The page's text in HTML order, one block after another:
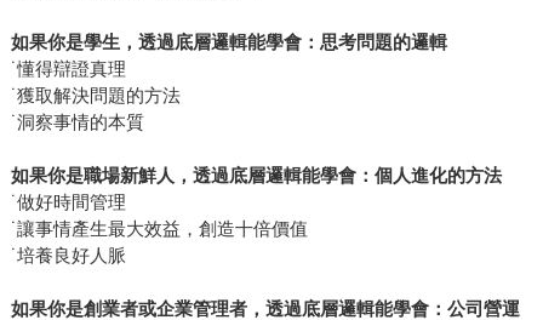
如果你是學生，透過底層邏輯能學會：思考問題的邏輯
˙懂得辯證真理
˙獲取解決問題的方法
˙洞察事情的本質
如果你是職場新鮮人，透過底層邏輯能學會：個人進化的方法
˙做好時間管理
˙讓事情產生最大效益，創造十倍價值
˙培養良好人脈
如果你是創業者或企業管理者，透過底層邏輯能學會：公司營運